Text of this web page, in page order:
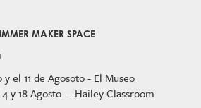
MAKER SPACE
y el 11 de Agosoto - El Museo
y 18 Agosto – Hailey Classroom